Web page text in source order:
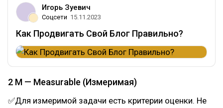
Игорь Зуевич
Соцсети 15.11.2023
Как Продвигать Свой Блог Правильно?
2 M — Measurable (Измеримая)
✅Для измеримой задачи есть критерии оценки. Не